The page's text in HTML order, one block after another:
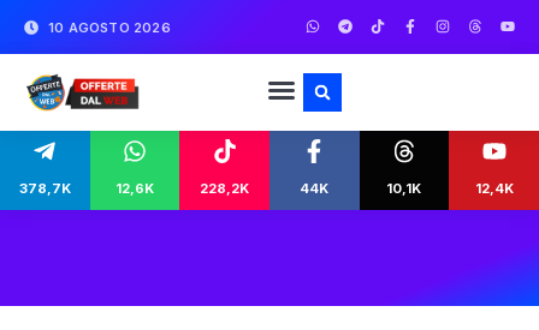
10 AGOSTO 2026
378,7K 12,6K 228,2K 44K 10,1K 12,4K